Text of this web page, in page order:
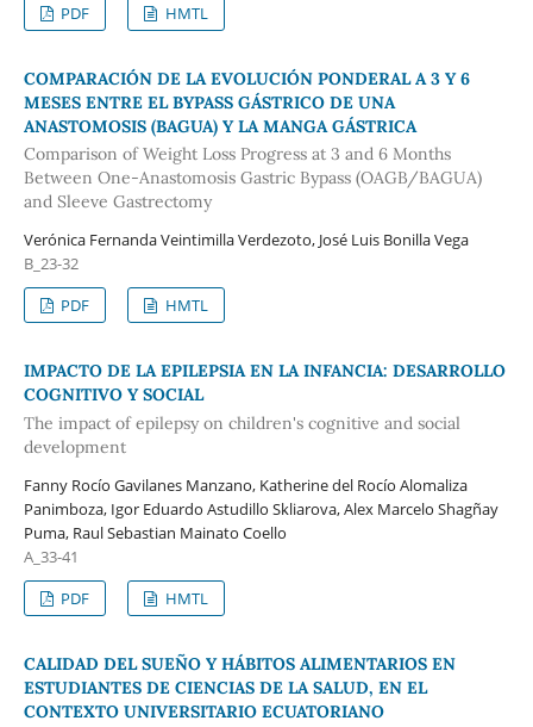
PDF
HMTL
COMPARACIÓN DE LA EVOLUCIÓN PONDERAL A 3 Y 6
MESES ENTRE EL BYPASS GÁSTRICO DE UNA
ANASTOMOSIS (BAGUA) Y LA MANGA GÁSTRICA
Comparison of Weight Loss Progress at 3 and 6 Months
Between One-Anastomosis Gastric Bypass (OAGB/BAGUA)
and Sleeve Gastrectomy
Verónica Fernanda Veintimilla Verdezoto, José Luis Bonilla Vega
B_23-32
PDF
HMTL
IMPACTO DE LA EPILEPSIA EN LA INFANCIA: DESARROLLO
COGNITIVO Y SOCIAL
The impact of epilepsy on children's cognitive and social
development
Fanny Rocío Gavilanes Manzano, Katherine del Rocío Alomaliza
Panimboza, Igor Eduardo Astudillo Skliarova, Alex Marcelo Shagñay
Puma, Raul Sebastian Mainato Coello
A_33-41
PDF
HMTL
CALIDAD DEL SUEÑO Y HÁBITOS ALIMENTARIOS EN
ESTUDIANTES DE CIENCIAS DE LA SALUD, EN EL
CONTEXTO UNIVERSITARIO ECUATORIANO